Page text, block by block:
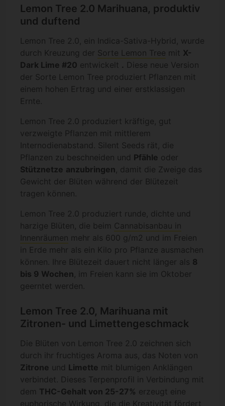
Lemon Tree 2.0 Marihuana, produktiv
und duftend
Lemon Tree 2.0, ein Indica-Sativa-Hybrid, wurde
durch Kreuzung der Sorte Lemon Tree mit X-
Dark Lime #20 entwickelt . Diese neue Version
der Sorte Lemon Tree produziert Pflanzen mit
einem hohen Ertrag und einer erstklassigen
Ernte.
Lemon Tree 2.0 produziert kräftige, gut
verzweigte Pflanzen mit mittlerem
Internodienabstand. Silent Seeds rät, die
Pflanzen zu beschneiden und Pfähle oder
Stütznetze anzubringen , damit die Zweige das
Gewicht der Blüten während der Blütezeit
tragen können.
Lemon Tree 2.0 produziert runde, dichte und
harzige Blüten, die beim Cannabisanbau in
Innenräumen mehr als 600 g/m2 und im Freien
in Erde mehr als ein Kilo pro Pflanze ausmachen
können. Ihre Blütezeit dauert nicht länger als 8
bis 9 Wochen , im Freien kann sie im Oktober
geerntet werden.
Lemon Tree 2.0, Marihuana mit
Zitronen- und Limettengeschmack
Die Blüten von Lemon Tree 2.0 zeichnen sich
durch ihr fruchtiges Aroma aus, das Noten von
Zitrone und Limette mit blumigen Anklängen
verbindet. Dieses Terpenprofil in Verbindung mit
dem THC-Gehalt von 25-27% erzeugt eine
euphorische Wirkung, die die Kreativität fördert